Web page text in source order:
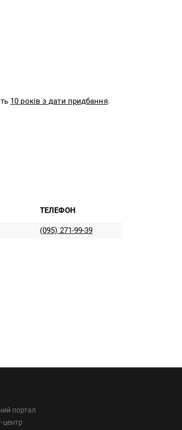
10 років з дати придбання.
ТЕЛЕФОН
(095) 271-99-39
портал
центр